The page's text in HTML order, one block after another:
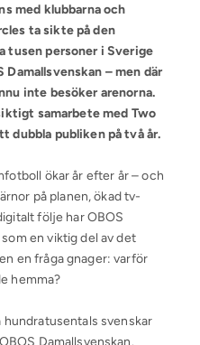
med klubbarna och
ta sikte på den
tusen personer i Sverige
– men där
inte besöker arenorna.
samarbete med Two
dubbla publiken på två år.
ökar år efter år – och
på planen, ökad tv-
följe har OBOS
en viktig del av det
en fråga gnager: varför
hemma?
svenskar
Damallsvenskan.